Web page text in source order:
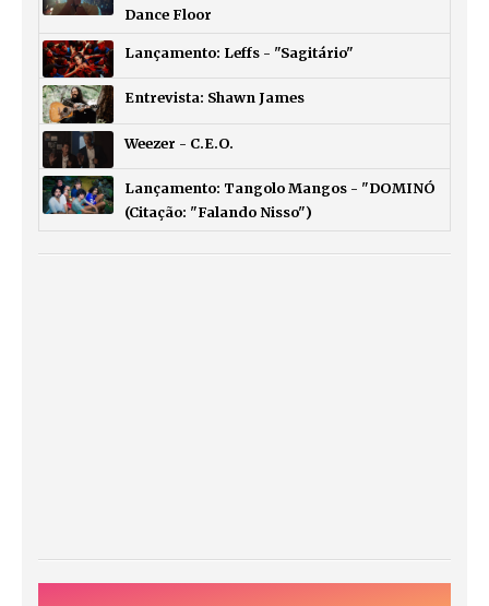
Dance Floor
Lançamento: Leffs - "Sagitário"
Entrevista: Shawn James
Weezer - C.E.O.
Lançamento: Tangolo Mangos - "DOMINÓ
(Citação: "Falando Nisso")